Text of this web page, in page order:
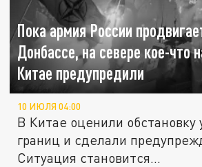
Пока армия России
Донбассе, на севере кое-что
Китае предупредили
10 ИЮЛЯ 04:00
В Китае оценили обстановку
границ и сделали
Ситуация становится...